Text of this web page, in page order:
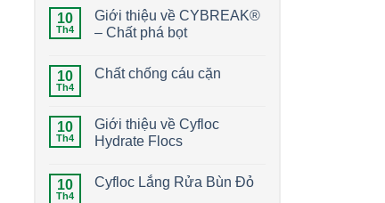
10
Th4
Giới thiệu về CYBREAK®
– Chất phá bọt
10
Th4
Chất chống cáu cặn
10
Th4
Giới thiệu về Cyfloc
Hydrate Flocs
10
Th4
Cyfloc Lắng Rửa Bùn Đỏ